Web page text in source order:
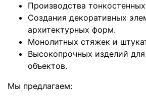
Производства
Создания декоративных
архитектурных форм.
Монолитных стяжек и
Высокопрочных изделий
объектов.
Мы предлагаем: